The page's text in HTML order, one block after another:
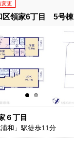
変更
区領家6丁目 5号棟
６丁目
和」駅徒歩11分